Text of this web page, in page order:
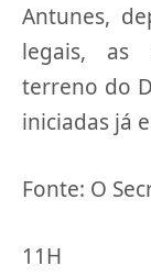
Antunes,
legais, as
terreno do
iniciadas já
Fonte: O
11H